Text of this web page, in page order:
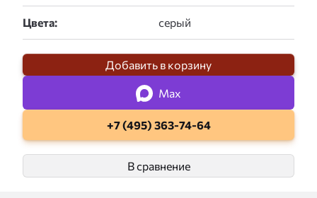
Цвета:
Добавить в корзину
Max
+7 (495) 363-74-64
В сравнение